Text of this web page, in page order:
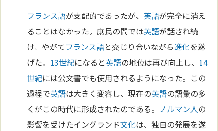
フランス語が支配的であったが、 英語が完全に消え
ることはなかった。庶民の間では英語が話され続
け、やがてフランス語と交じり合いながら進化を遂
げた。 13世紀になると英語の地位は再び向上し、 14
世紀には公文書でも使用されるようになった。この
過程で英語は大きく変容し、現在の英語の語彙の多
くがこの時代に形成されたのである。 ノルマン人の
影響を受けたイングランド文化は、独自の発展を遂